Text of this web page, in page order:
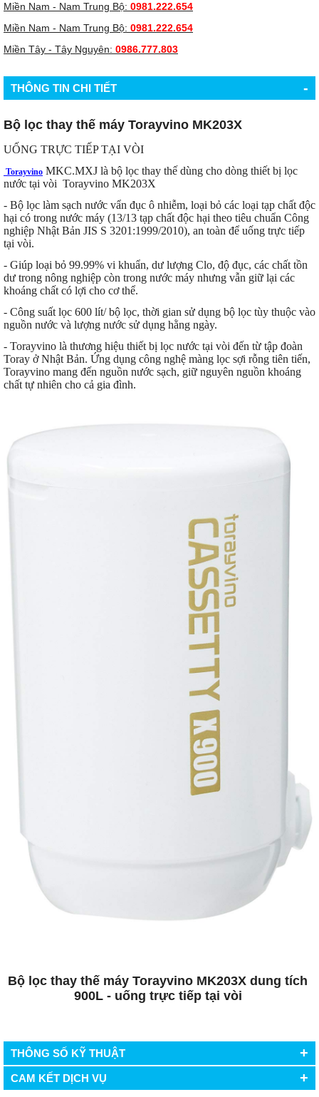
Miền Nam - Nam Trung Bộ: 0981.222.654
Miền Nam - Nam Trung Bộ: 0981.222.654
Miền Tây - Tây Nguyên: 0986.777.803
THÔNG TIN CHI TIẾT -
Bộ lọc thay thế máy Torayvino MK203X
UỐNG TRỰC TIẾP TẠI VÒI
Torayvino MKC.MXJ là bộ lọc thay thế dùng cho dòng thiết bị lọc
nước tại vòi Torayvino MK203X
- Bộ lọc làm sạch nước vẩn đục ô nhiễm, loại bỏ các loại tạp chất độc
hại có trong nước máy (13/13 tạp chất độc hại theo tiêu chuẩn Công
nghiệp Nhật Bản JIS S 3201:1999/2010), an toàn để uống trực tiếp
tại vòi.
- Giúp loại bỏ 99.99% vi khuẩn, dư lượng Clo, độ đục, các chất tồn
dư trong nông nghiệp còn trong nước máy nhưng vẫn giữ lại các
khoáng chất có lợi cho cơ thể.
- Công suất lọc 600 lít/ bộ lọc, thời gian sử dụng bộ lọc tùy thuộc vào
nguồn nước và lượng nước sử dụng hằng ngày.
- Torayvino là thương hiệu thiết bị lọc nước tại vòi đến từ tập đoàn
Toray ở Nhật Bản. Ứng dụng công nghệ màng lọc sợi rỗng tiên tiến,
Torayvino mang đến nguồn nước sạch, giữ nguyên nguồn khoáng
chất tự nhiên cho cả gia đình.
Bộ lọc thay thế máy Torayvino MK203X dung tích
900L - uống trực tiếp tại vòi
THÔNG SỐ KỸ THUẬT +
CAM KẾT DỊCH VỤ +